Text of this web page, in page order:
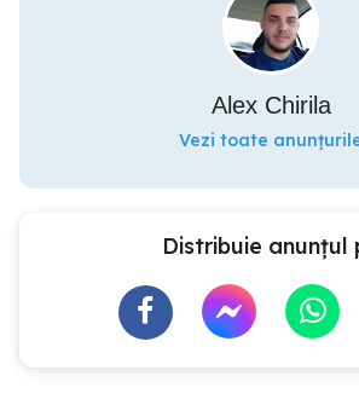
Alex Chirila
Vezi toate
Distribuie anunțul